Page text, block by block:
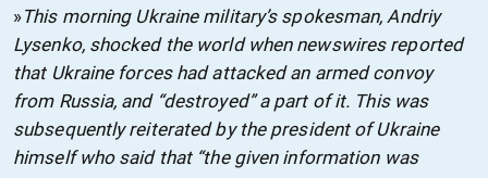
»This morning Ukraine military’s spokesman, Andriy
Lysenko, shocked the world when newswires reported
that Ukraine forces had attacked an armed convoy
from Russia, and “destroyed” a part of it. This was
subsequently reiterated by the president of Ukraine
himself who said that “the given information was